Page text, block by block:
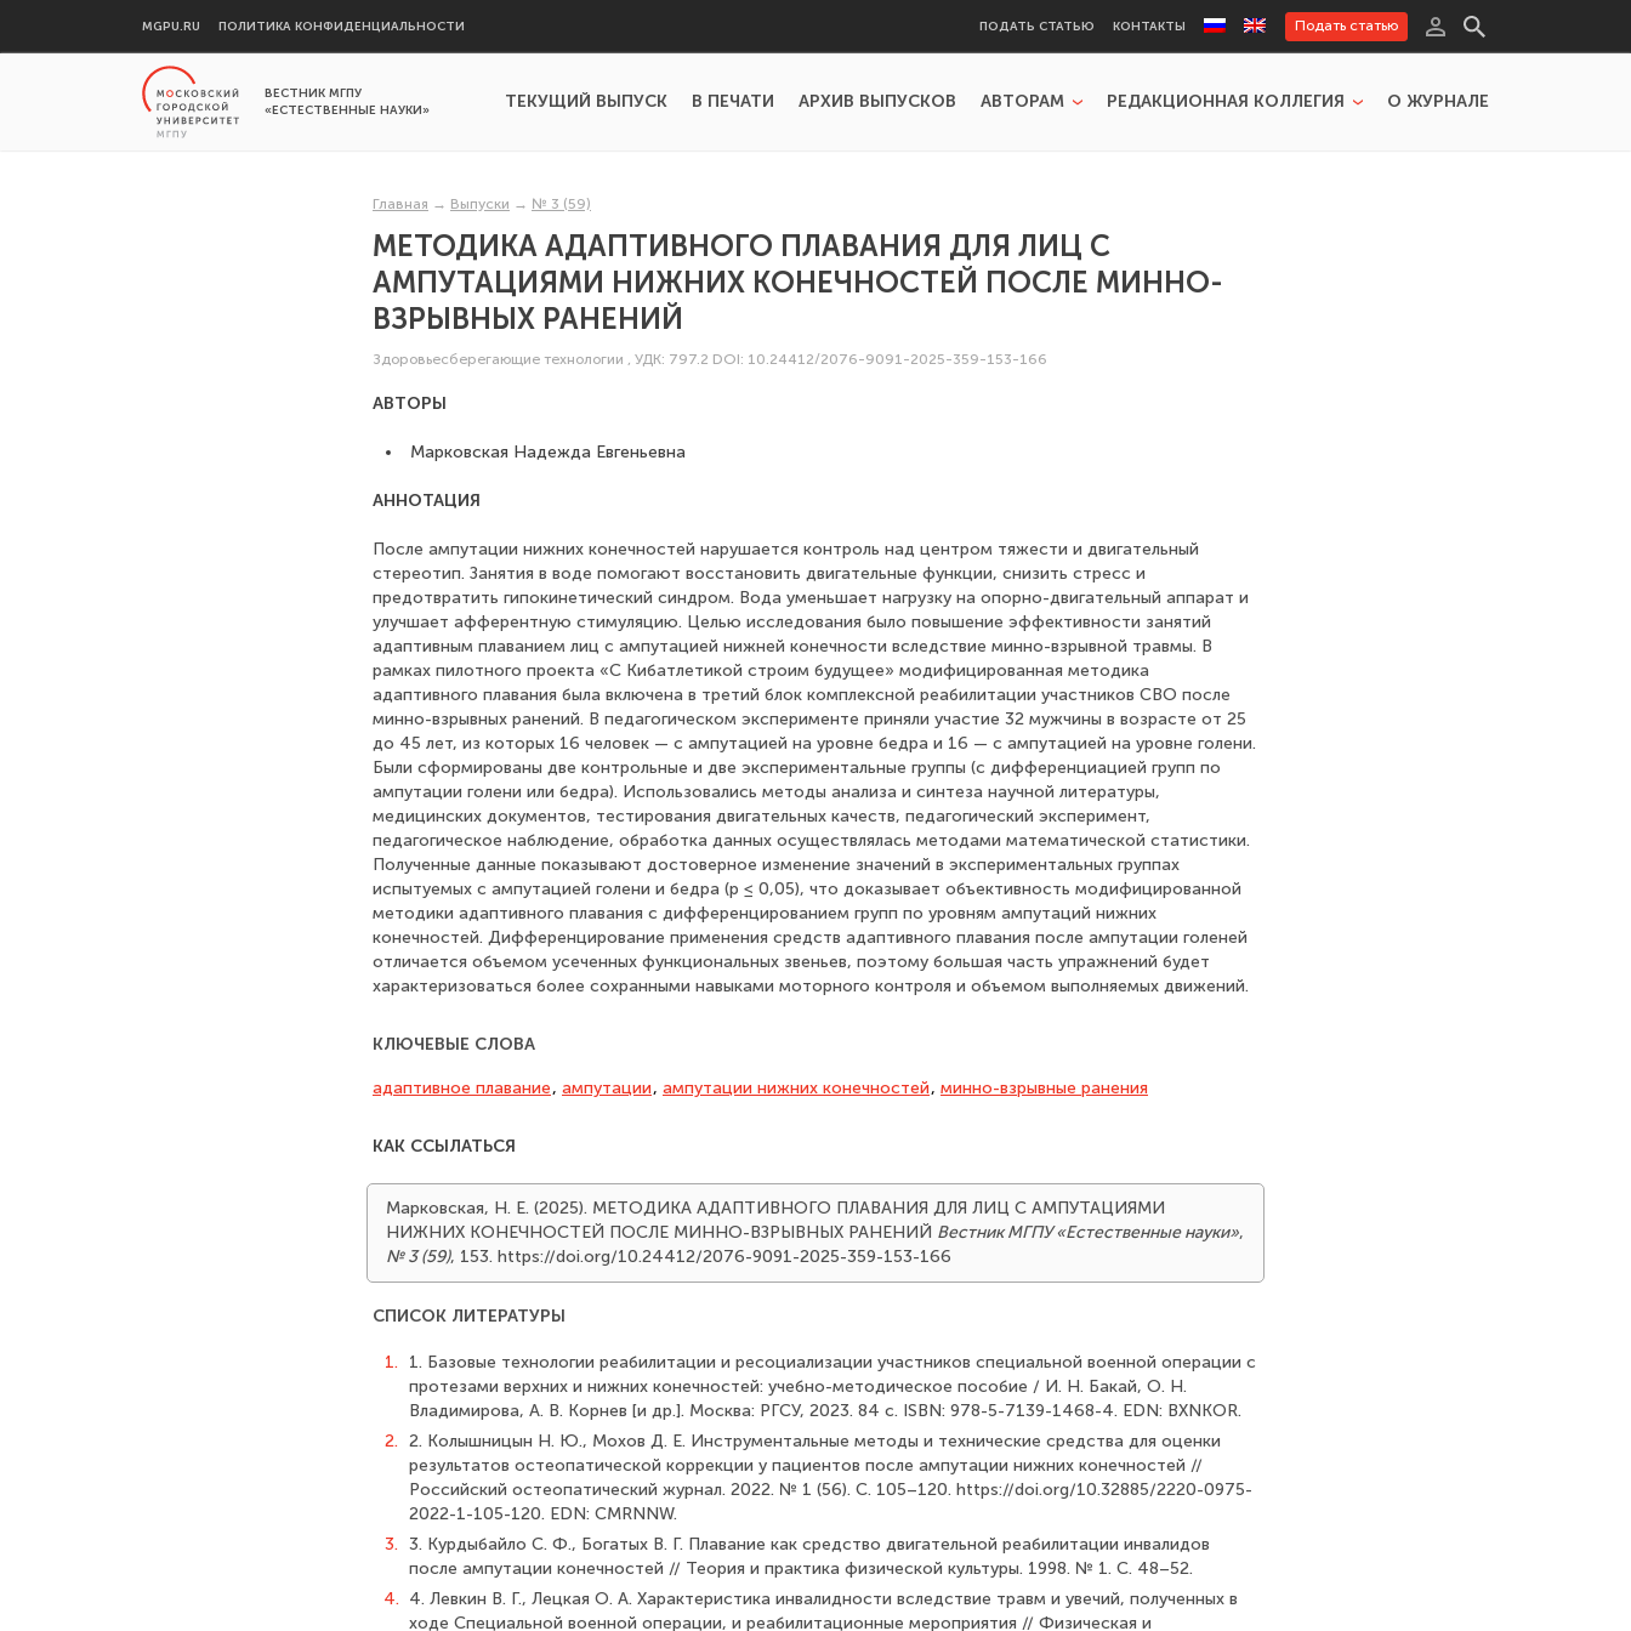
MGPU.RU ПОЛИТИКА КОНФИДЕНЦИАЛЬНОСТИ ПОДАТЬ СТАТЬЮ КОНТАКТЫ Подать статью
ВЕСТНИК МГПУ
«ЕСТЕСТВЕННЫЕ НАУКИ»
ТЕКУЩИЙ ВЫПУСК В ПЕЧАТИ АРХИВ ВЫПУСКОВ АВТОРАМ РЕДАКЦИОННАЯ КОЛЛЕГИЯ О ЖУРНАЛЕ
Главная → Выпуски → № 3 (59)
МЕТОДИКА АДАПТИВНОГО ПЛАВАНИЯ ДЛЯ ЛИЦ С
АМПУТАЦИЯМИ НИЖНИХ КОНЕЧНОСТЕЙ ПОСЛЕ МИННО-
ВЗРЫВНЫХ РАНЕНИЙ
Здоровьесберегающие технологии , УДК: 797.2 DOI: 10.24412/2076-9091-2025-359-153-166
АВТОРЫ
Марковская Надежда Евгеньевна
АННОТАЦИЯ
После ампутации нижних конечностей нарушается контроль над центром тяжести и двигательный
стереотип. Занятия в воде помогают восстановить двигательные функции, снизить стресс и
предотвратить гипокинетический синдром. Вода уменьшает нагрузку на опорно-двигательный аппарат и
улучшает афферентную стимуляцию. Целью исследования было повышение эффективности занятий
адаптивным плаванием лиц с ампутацией нижней конечности вследствие минно-взрывной травмы. В
рамках пилотного проекта «С Кибатлетикой строим будущее» модифицированная методика
адаптивного плавания была включена в третий блок комплексной реабилитации участников СВО после
минно-взрывных ранений. В педагогическом эксперименте приняли участие 32 мужчины в возрасте от 25
до 45 лет, из которых 16 человек — с ампутацией на уровне бедра и 16 — с ампутацией на уровне голени.
Были сформированы две контрольные и две экспериментальные группы (с дифференциацией групп по
ампутации голени или бедра). Использовались методы анализа и синтеза научной литературы,
медицинских документов, тестирования двигательных качеств, педагогический эксперимент,
педагогическое наблюдение, обработка данных осуществлялась методами математической статистики.
Полученные данные показывают достоверное изменение значений в экспериментальных группах
испытуемых с ампутацией голени и бедра (p ≤ 0,05), что доказывает объективность модифицированной
методики адаптивного плавания с дифференцированием групп по уровням ампутаций нижних
конечностей. Дифференцирование применения средств адаптивного плавания после ампутации голеней
отличается объемом усеченных функциональных звеньев, поэтому большая часть упражнений будет
характеризоваться более сохранными навыками моторного контроля и объемом выполняемых движений.
КЛЮЧЕВЫЕ СЛОВА
адаптивное плавание, ампутации, ампутации нижних конечностей, минно-взрывные ранения
КАК ССЫЛАТЬСЯ
Марковская, Н. Е. (2025). МЕТОДИКА АДАПТИВНОГО ПЛАВАНИЯ ДЛЯ ЛИЦ С АМПУТАЦИЯМИ
НИЖНИХ КОНЕЧНОСТЕЙ ПОСЛЕ МИННО-ВЗРЫВНЫХ РАНЕНИЙ Вестник МГПУ «Естественные науки»,
№ 3 (59), 153. https://doi.org/10.24412/2076-9091-2025-359-153-166
СПИСОК ЛИТЕРАТУРЫ
1.
1. Базовые технологии реабилитации и ресоциализации участников специальной военной операции с
протезами верхних и нижних конечностей: учебно-методическое пособие / И. Н. Бакай, О. Н.
Владимирова, А. В. Корнев [и др.]. Москва: РГСУ, 2023. 84 с. ISBN: 978-5-7139-1468-4. EDN: BXNKOR.
2. 2. Колышницын Н. Ю., Мохов Д. Е. Инструментальные методы и технические средства для оценки
результатов остеопатической коррекции у пациентов после ампутации нижних конечностей //
Российский остеопатический журнал. 2022. № 1 (56). С. 105–120. https://doi.org/10.32885/2220-0975-
2022-1-105-120. EDN: CMRNNW.
3. 3. Курдыбайло С. Ф., Богатых В. Г. Плавание как средство двигательной реабилитации инвалидов
после ампутации конечностей // Теория и практика физической культуры. 1998. № 1. С. 48–52.
4. 4. Левкин В. Г., Лецкая О. А. Характеристика инвалидности вследствие травм и увечий, полученных в
ходе Специальной военной операции, и реабилитационные мероприятия // Физическая и